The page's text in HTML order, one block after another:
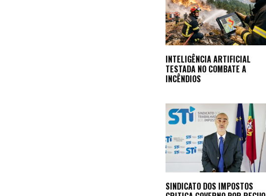
INTELIGÊNCIA ARTIFICIAL
TESTADA NO COMBATE A
INCÊNDIOS
SINDICATO DOS IMPOSTOS